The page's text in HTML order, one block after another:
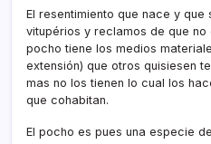
El resentimiento que nace y
vitupérios y reclamos de que no
pocho tiene los medios
extensión) que otros quisiesen
mas no los tienen lo cual los
que cohabitan.
El pocho es pues una especie